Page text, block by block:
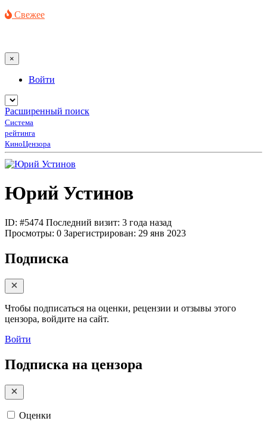
Свежее
×
Войти
Расширенный поиск
Система
рейтинга
КиноЦензора
Юрий Устинов
ID: #5474 Последний визит: 3 года назад
Просмотры: 0 Зарегистрирован: 29 янв 2023
Подписка
Чтобы подписаться на оценки, рецензии и отзывы этого
цензора, войдите на сайт.
Войти
Подписка на цензора
Оценки